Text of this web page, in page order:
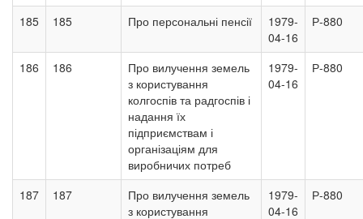
185 185 Про персональні пенсії
1979-
04-16
Р-880
186 186
Про вилучення земель
з користування
колгоспів та радгоспів і
надання їх
підприємствам і
організаціям для
виробничих потреб
1979-
04-16
Р-880
187 187
Про вилучення земель
з користування
1979-
04-16
Р-880